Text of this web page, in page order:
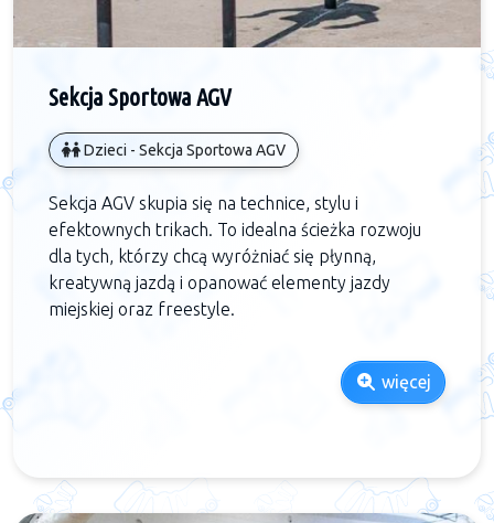
Sekcja Sportowa AGV
Dzieci - Sekcja Sportowa AGV
Sekcja AGV skupia się na technice, stylu i
efektownych trikach. To idealna ścieżka rozwoju
dla tych, którzy chcą wyróżniać się płynną,
kreatywną jazdą i opanować elementy jazdy
miejskiej oraz freestyle.
więcej